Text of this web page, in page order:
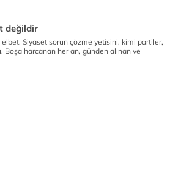
değildir
Siyaset sorun çözme yetisini, kimi partiler,
harcanan her an, günden alınan ve